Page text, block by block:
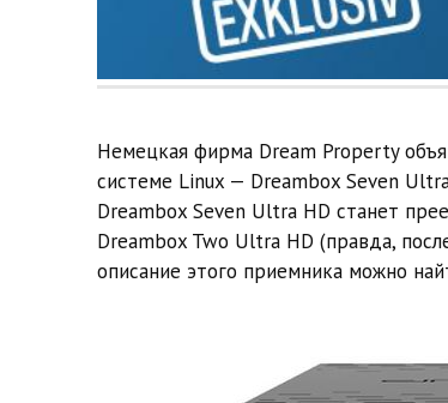
Немецкая фирма Dream Property
системе Linux — Dreambox Seven
Dreambox Seven Ultra HD станет
Dreambox Two Ultra HD (правда,
описание этого приемника можно